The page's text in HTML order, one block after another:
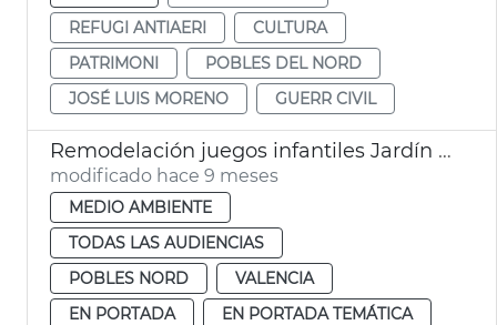
REFUGI ANTIAERI
CULTURA
PATRIMONI
POBLES DEL NORD
JOSÉ LUIS MORENO
GUERR CIVIL
Remodelación juegos infantiles Jardín Massarrojos
modificado hace 9 meses
MEDIO AMBIENTE
TODAS LAS AUDIENCIAS
POBLES NORD
VALENCIA
EN PORTADA
EN PORTADA TEMÁTICA